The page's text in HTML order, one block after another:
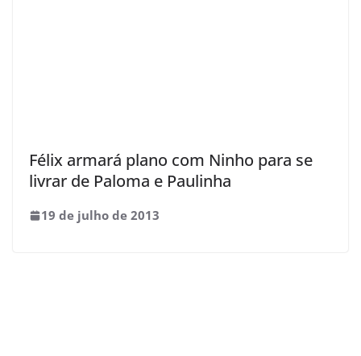
Félix armará plano com Ninho para se
livrar de Paloma e Paulinha
19 de julho de 2013